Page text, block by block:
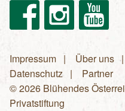
FacebookInstagram Youtube
Fußzeilenmenü
Impressum Über uns
Datenschutz
Partner
© 2026 Blühendes
Privatstiftung